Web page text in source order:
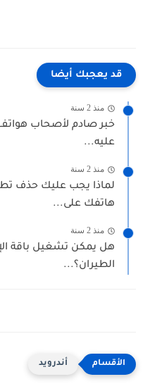
قد يعجبك أيضا
منذ 2 سنة
خبر صادم لأصحاب
عليه...
منذ 2 سنة
لماذا يجب عليك حذف
هاتفك على...
منذ 2 سنة
هل يمكن تشغيل باقة
الطيران؟...
أندرويد